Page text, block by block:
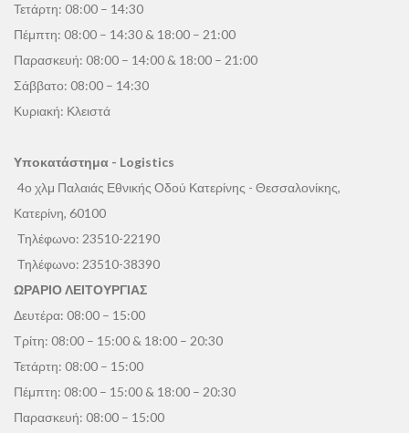
Τετάρτη: 08:00 – 14:30
Πέμπτη: 08:00 – 14:30 & 18:00 – 21:00
Παρασκευή: 08:00 – 14:00 & 18:00 – 21:00
Σάββατο: 08:00 – 14:30
Κυριακή: Κλειστά
Υποκατάστημα - Logistics
4ο χλμ Παλαιάς Εθνικής Οδού Κατερίνης - Θεσσαλονίκης,
Κατερίνη, 60100
Τηλέφωνο: 23510-22190
Τηλέφωνο: 23510-38390
ΩΡΑΡΙΟ ΛΕΙΤΟΥΡΓΙΑΣ
Δευτέρα: 08:00 – 15:00
Τρίτη: 08:00 – 15:00 & 18:00 – 20:30
Τετάρτη: 08:00 – 15:00
Πέμπτη: 08:00 – 15:00 & 18:00 – 20:30
Παρασκευή: 08:00 – 15:00